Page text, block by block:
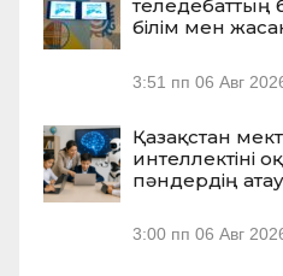
теледебаттың
білім мен
3:51 пп 06 Авг
Қазақстан
интеллектіні
пәндердің
3:00 пп 06 Авг